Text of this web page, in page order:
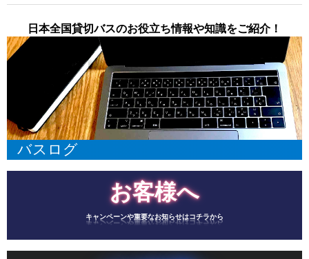
日本全国貸切バスのお役立ち情報や知識をご紹介！
バスログ
お客様へ
キャンペーンや重要なお知らせはコチラから